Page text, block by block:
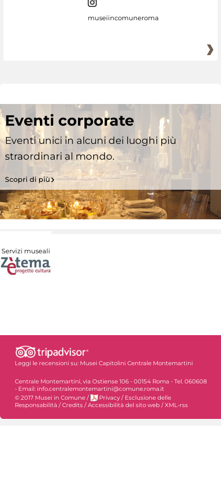
museiincomuneroma
Eventi corporate
Eventi unici in alcuni dei luoghi più
straordinari al mondo.
Scopri di più
Servizi museali
Leggi le recensioni su: Musei Capitolini Centrale Montemartini
Centrale Montemartini, via Ostiense 106 - 00154 Roma - Tel. 060608
- Email: info.centralemontemartini@comune.roma.it
© 2017 Musei in Comune / Privacy / Esclusione delle
Responsabilità / Credits / Accessibilità del sito web / XML-rss